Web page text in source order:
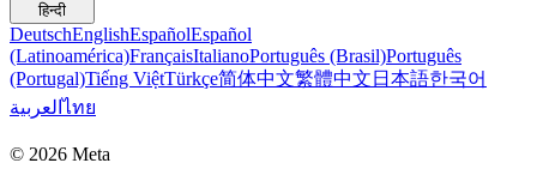
हिन्दी
DeutschEnglishEspañolEspañol
(Latinoamérica)FrançaisItalianoPortuguês (Brasil)Português
(Portugal)Tiếng ViệtTürkçe简体中文繁體中文 日本語한국어
العربيةไทย
© 2026 Meta